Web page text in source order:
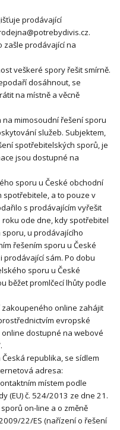
prodávající
zašle prodávající na
veškeré spory řešit smírně.
dosáhnout, se
na místně a věcně
na mimosoudní řešení sporu
služeb. Subjektem,
spotřebitelských sporů, je
jsou dostupné na
sporu u České obchodní
spotřebitele, a to pouze v
s prodávajícím vyřešit
ode dne, kdy spotřebitel
u prodávajícího
řešením sporu u České
sám. Po dobu
sporu u České
běžet promlčecí lhůty podle
zakoupeného online zahájit
evropské
dostupné na webové
republika, se sídlem
adresa:
místem podle
(EU) č. 524/2013 ze dne 21.
on-line a o změně
22/ES (nařízení o řešení